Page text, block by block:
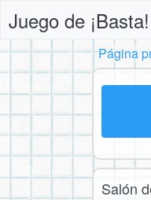
Juego de ¡Basta!
Página
Salón